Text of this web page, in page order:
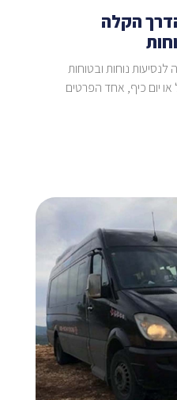
הקלה
נוחות ובטוחות
יום כיף, אחד הפרטים